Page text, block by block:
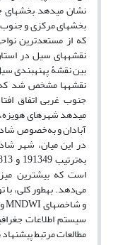
نشان می‏دهد
بخش‏های مرکزی و
که از مستعدترین
نقشه‏های سیل در
بین نقشۀ پهنه‏بندی
نقشه‏ها مشخص شد
جنوب غربی اتفاق
می‏‏دهد شهرهای
آبادان و به‌خصوص
است که بیشترین
می‌دهد. به‏طور کلی، با
سیستم اطلاعات
مطالعات مرتبط